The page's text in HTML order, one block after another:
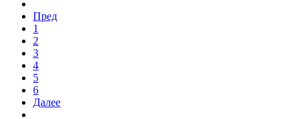
Пред
1
2
3
4
5
6
Далее